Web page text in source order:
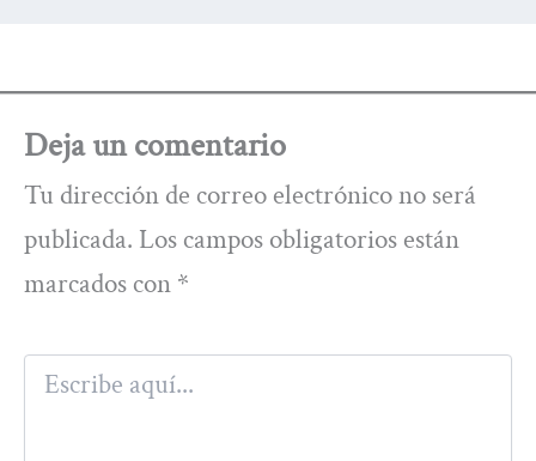
Deja un comentario
Tu dirección de correo electrónico no será
publicada. Los campos obligatorios están
marcados con *
Escribe
aquí...